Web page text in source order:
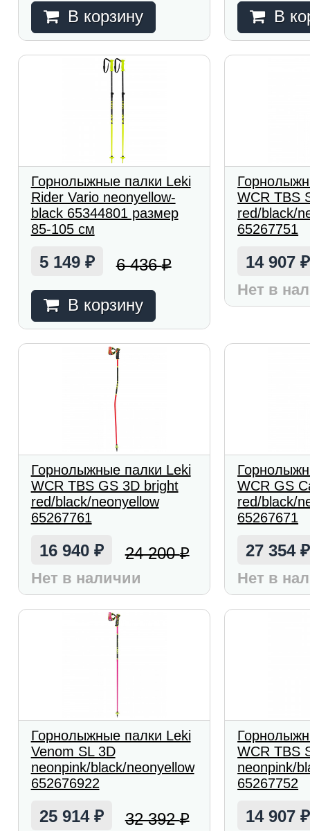
В корзину В
Горнолыжные палки Leki
Rider Vario neonyellow-
black 65344801 размер
85-105 см
5 149 ₽ 6 436₽
В корзину
WCR TBS
red/black/
65267751
14 907₽
Нет в
Горнолыжные палки Leki
WCR TBS GS 3D bright
red/black/neonyellow
65267761
16 940 ₽ 24 200₽
Нет в наличии
WCR GS
red/black/
65267671
27 354₽
Нет в
Горнолыжные палки Leki
Venom SL 3D
neonpink/black/neonyellow
652676922
25 914 ₽ 32 392₽
WCR TBS
neonpink/
65267752
14 907₽